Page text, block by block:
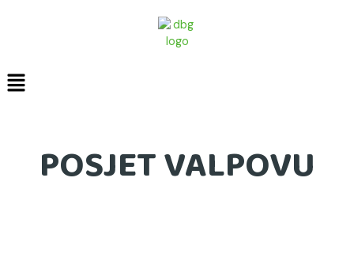
POSJET VALPOVU